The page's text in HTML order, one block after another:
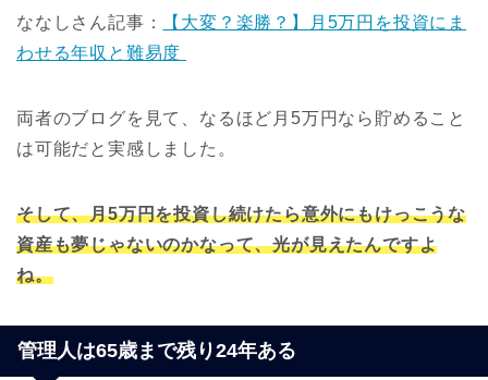
ななしさん記事：
【大変？楽勝？】月5万円を投資にま
わせる年収と難易度
両者のブログを見て、なるほど月5万円なら貯めること
は可能だと実感しました。
そして、月5万円を投資し続けたら意外にもけっこうな
資産も夢じゃないのかなって、光が見えたんですよ
ね。
管理人は65歳まで残り24年ある